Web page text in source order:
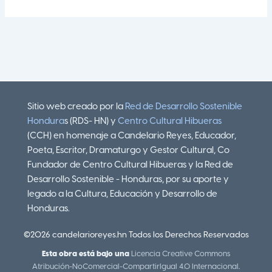
Sitio web creado por la Red de Desarrollo Sostenible
Honduras (RDS- HN) y Centro Cultural Hibueras
(CCH) en homenaje a Candelario Reyes, Educador,
Poeta, Escritor, Dramaturgo y Gestor Cultural, Co
Fundador de Centro Cultural Hibueras y la Red de
Desarrollo Sostenible - Honduras, por su aporte y
legado a la Cultura, Educación y Desarrollo de
Honduras.
©2026 candelarioreyes.hn Todos los Derechos Reservados
Esta obra está bajo una Licencia Creative Commons
Atribución-NoComercial-CompartirIgual 4.0 Internacional .